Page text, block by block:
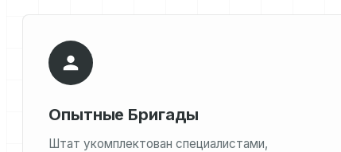
Опытные Бригады
Штат укомплектован специалистами,